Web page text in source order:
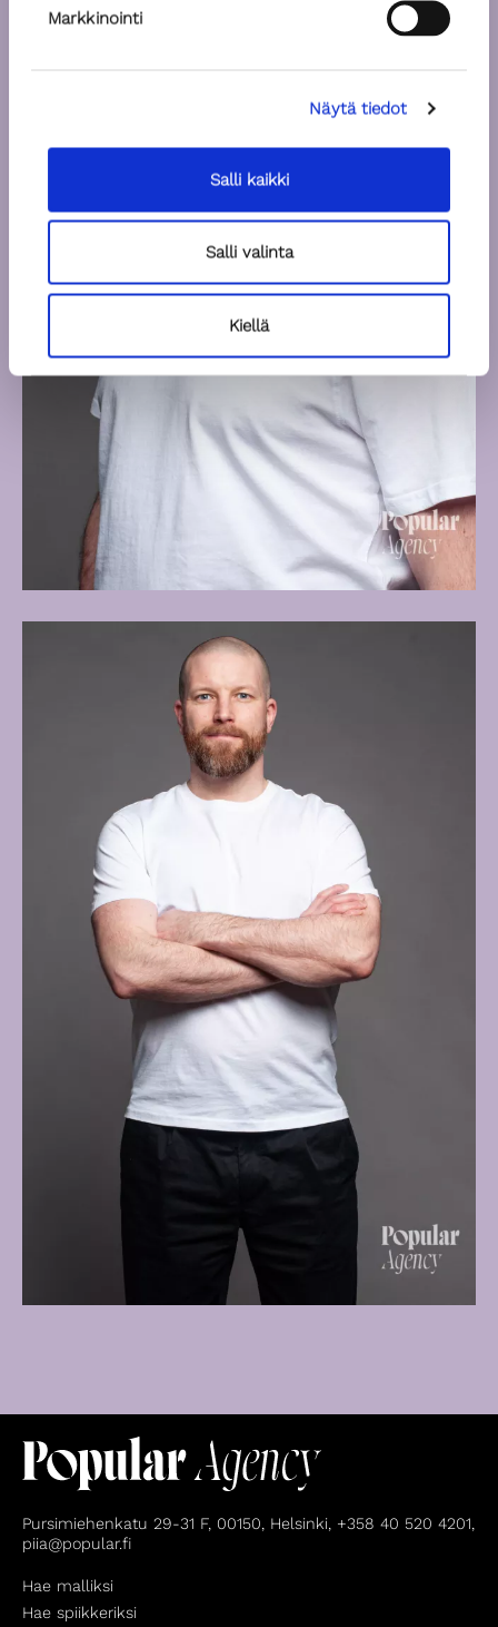
Markkinointi
Näytä tiedot
Salli kaikki
Salli valinta
Kiellä
Pursimiehenkatu 29-31 F, 00150, Helsinki, +358 40 520 4201,
piia@popular.fi
Hae malliksi
Hae spiikkeriksi